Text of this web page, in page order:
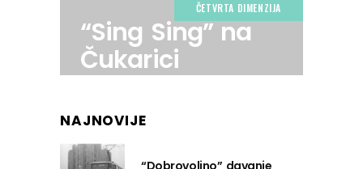
ČETVRTA DIMENZIJA
“Sing Sing” na
Čukarici
NAJNOVIJE
“Dobrovoljno” davanje